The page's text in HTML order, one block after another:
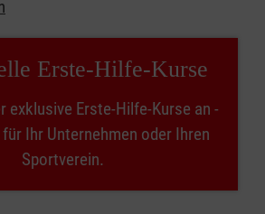
Erste-Hilfe-Kurse
exklusive Erste-Hilfe-Kurse an -
Ihr Unternehmen oder Ihren
Sportverein.